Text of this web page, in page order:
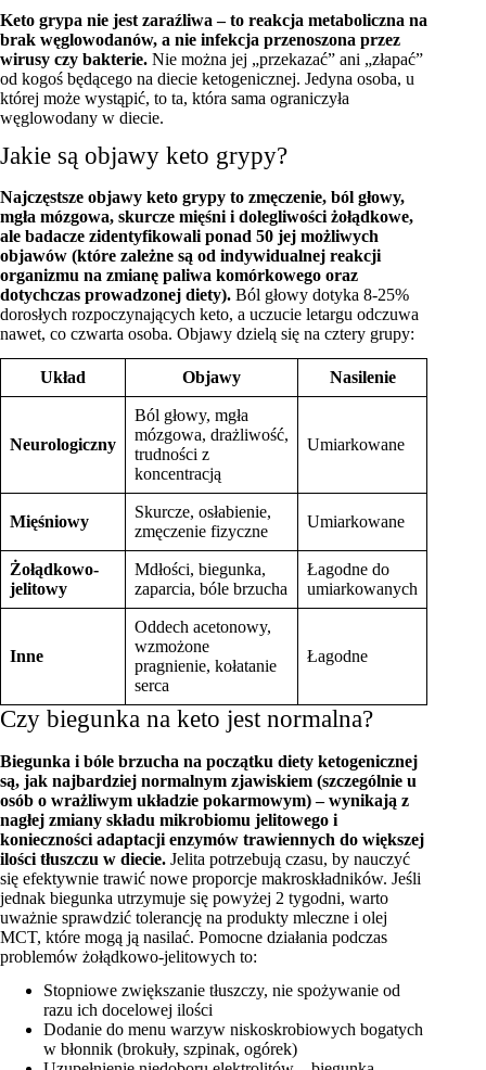
Keto grypa nie jest zaraźliwa – to reakcja metaboliczna na
brak węglowodanów, a nie infekcja przenoszona przez
wirusy czy bakterie. Nie można jej „przekazać” ani „złapać”
od kogoś będącego na diecie ketogenicznej. Jedyna osoba, u
której może wystąpić, to ta, która sama ograniczyła
węglowodany w diecie.
Jakie są objawy keto grypy?
Najczęstsze objawy keto grypy to zmęczenie, ból głowy,
mgła mózgowa, skurcze mięśni i dolegliwości żołądkowe,
ale badacze zidentyfikowali ponad 50 jej możliwych
objawów (które zależne są od indywidualnej reakcji
organizmu na zmianę paliwa komórkowego oraz
dotychczas prowadzonej diety). Ból głowy dotyka 8-25%
dorosłych rozpoczynających keto, a uczucie letargu odczuwa
nawet, co czwarta osoba. Objawy dzielą się na cztery grupy:
Układ Objawy Nasilenie
Neurologiczny
Ból głowy, mgła
mózgowa, drażliwość,
trudności z
koncentracją
Umiarkowane
Mięśniowy
Skurcze, osłabienie,
zmęczenie fizyczne
Umiarkowane
Żołądkowo-
jelitowy
Mdłości, biegunka,
zaparcia, bóle brzucha
Łagodne do
umiarkowanych
Inne
Oddech acetonowy,
wzmożone
pragnienie, kołatanie
serca
Łagodne
Czy biegunka na keto jest normalna?
Biegunka i bóle brzucha na początku diety ketogenicznej
są, jak najbardziej normalnym zjawiskiem (szczególnie u
osób o wrażliwym układzie pokarmowym) – wynikają z
nagłej zmiany składu mikrobiomu jelitowego i
konieczności adaptacji enzymów trawiennych do większej
ilości tłuszczu w diecie. Jelita potrzebują czasu, by nauczyć
się efektywnie trawić nowe proporcje makroskładników. Jeśli
jednak biegunka utrzymuje się powyżej 2 tygodni, warto
uważnie sprawdzić tolerancję na produkty mleczne i olej
MCT, które mogą ją nasilać. Pomocne działania podczas
problemów żołądkowo-jelitowych to:
Stopniowe zwiększanie tłuszczy, nie spożywanie od
razu ich docelowej ilości
Dodanie do menu warzyw niskoskrobiowych bogatych
w błonnik (brokuły, szpinak, ogórek)